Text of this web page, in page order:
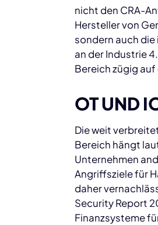
nicht den CRA-
Hersteller von
sondern auch die
an der Industrie
Bereich zügig
OT UND
Die weit
Bereich hängt
Unternehmen
Angriffsziele für
daher
Security Report
Finanzsysteme